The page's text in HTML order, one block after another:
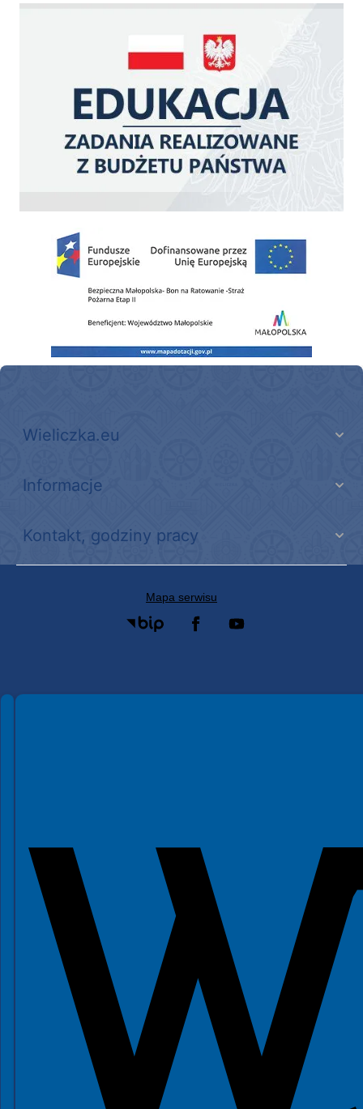
Zakup fabrycznie nowego, średniego samochodu ratowniczo-gaśniczego z
Wieliczka.eu
Informacje
Kontakt, godziny pracy
Mapa serwisu
Spełniamy standardy WCAG 2.2
Spełniamy standardy W3C